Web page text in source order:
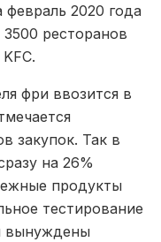
2020 года
ресторанов
фри ввозится в
закупок. Так в
на 26%
продукты
тестирование
вынуждены